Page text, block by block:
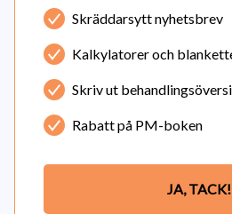
Skräddarsytt nyhetsbrev
Kalkylatorer och
Skriv ut
Rabatt på PM-boken
JA, TACK!